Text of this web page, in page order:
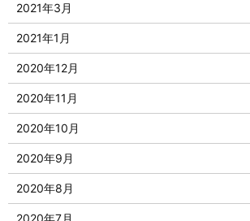
2021年3月
2021年1月
2020年12月
2020年11月
2020年10月
2020年9月
2020年8月